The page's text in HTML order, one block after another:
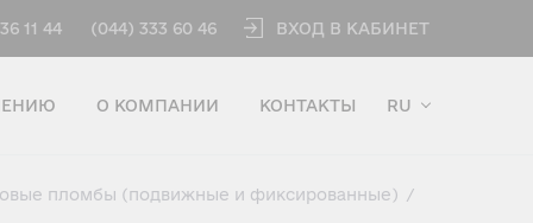
11 44 (044) 333 60 46 ВХОД В КАБИНЕТ
О КОМПАНИИ КОНТАКТЫ RU
пломбы (подвижные и фиксированные) /